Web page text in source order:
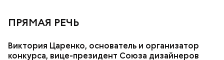
ПРЯМАЯ РЕЧЬ
Виктория Царенко, основатель и организатор
конкурса, вице-президент Союза дизайнеров
работ оборудовали в Московском автомобильно-
студенты учатся профессионально очищать
автомобили с помощью специального